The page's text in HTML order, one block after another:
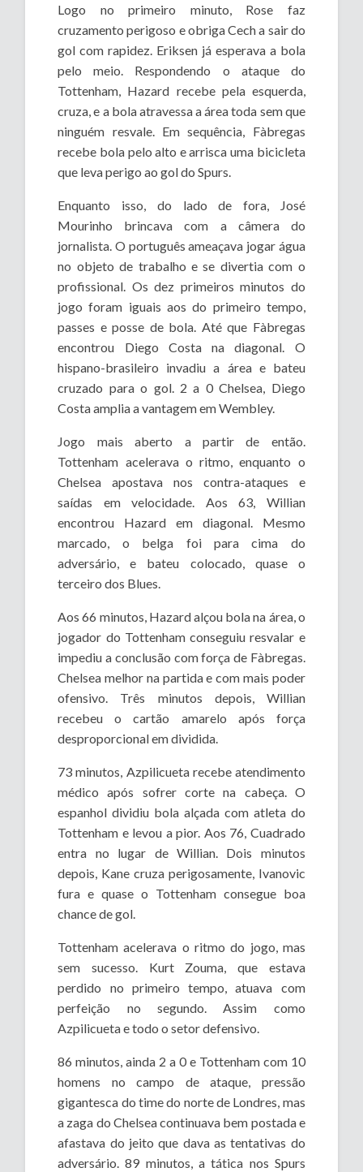
Logo no primeiro minuto, Rose faz
cruzamento perigoso e obriga Cech a sair do
gol com rapidez. Eriksen já esperava a bola
pelo meio. Respondendo o ataque do
Tottenham, Hazard recebe pela esquerda,
cruza, e a bola atravessa a área toda sem que
ninguém resvale. Em sequência, Fàbregas
recebe bola pelo alto e arrisca uma bicicleta
que leva perigo ao gol do Spurs.
Enquanto isso, do lado de fora, José
Mourinho brincava com a câmera do
jornalista. O português ameaçava jogar água
no objeto de trabalho e se divertia com o
profissional. Os dez primeiros minutos do
jogo foram iguais aos do primeiro tempo,
passes e posse de bola. Até que Fàbregas
encontrou Diego Costa na diagonal. O
hispano-brasileiro invadiu a área e bateu
cruzado para o gol. 2 a 0 Chelsea, Diego
Costa amplia a vantagem em Wembley.
Jogo mais aberto a partir de então.
Tottenham acelerava o ritmo, enquanto o
Chelsea apostava nos contra-ataques e
saídas em velocidade. Aos 63, Willian
encontrou Hazard em diagonal. Mesmo
marcado, o belga foi para cima do
adversário, e bateu colocado, quase o
terceiro dos Blues.
Aos 66 minutos, Hazard alçou bola na área, o
jogador do Tottenham conseguiu resvalar e
impediu a conclusão com força de Fàbregas.
Chelsea melhor na partida e com mais poder
ofensivo. Três minutos depois, Willian
recebeu o cartão amarelo após força
desproporcional em dividida.
73 minutos, Azpilicueta recebe atendimento
médico após sofrer corte na cabeça. O
espanhol dividiu bola alçada com atleta do
Tottenham e levou a pior. Aos 76, Cuadrado
entra no lugar de Willian. Dois minutos
depois, Kane cruza perigosamente, Ivanovic
fura e quase o Tottenham consegue boa
chance de gol.
Tottenham acelerava o ritmo do jogo, mas
sem sucesso. Kurt Zouma, que estava
perdido no primeiro tempo, atuava com
perfeição no segundo. Assim como
Azpilicueta e todo o setor defensivo.
86 minutos, ainda 2 a 0 e Tottenham com 10
homens no campo de ataque, pressão
gigantesca do time do norte de Londres, mas
a zaga do Chelsea continuava bem postada e
afastava do jeito que dava as tentativas do
adversário. 89 minutos, a tática nos Spurs